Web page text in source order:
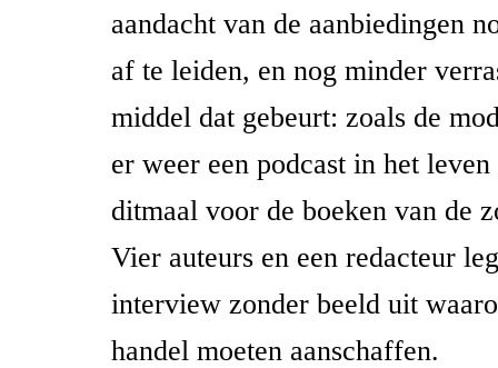
aandacht van de aanbiedingen
af te leiden, en nog minder
middel dat gebeurt: zoals de
er weer een podcast in het leven
ditmaal voor de boeken van de
Vier auteurs en een redacteur
interview zonder beeld uit
handel moeten aanschaffen.